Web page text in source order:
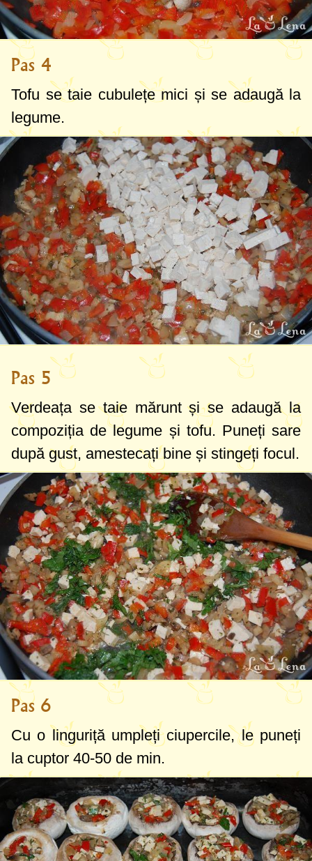
Pas 4
Tofu se taie cubulețe mici și se adaugă la
legume.
Pas 5
Verdeața se taie mărunt și se adaugă la
compoziția de legume și tofu. Puneți sare
după gust, amestecați bine și stingeți focul.
Pas 6
Cu o linguriță umpleți ciupercile, le puneți
la cuptor 40-50 de min.